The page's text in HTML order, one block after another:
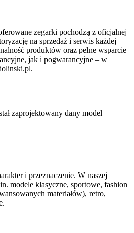
zegarki pochodzą z oficjalnej
na sprzedaż i serwis każdej
produktów oraz pełne wsparcie
jak i pogwarancyjne – w
zaprojektowany dany model
i przeznaczenie. W naszej
modele klasyczne, sportowe, fashion
materiałów), retro,